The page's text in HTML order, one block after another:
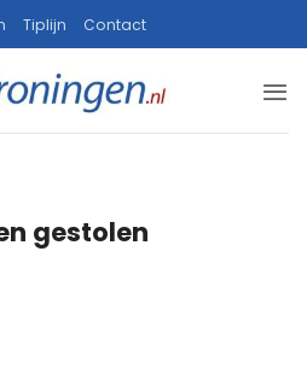
Tiplijn Contact
gestolen